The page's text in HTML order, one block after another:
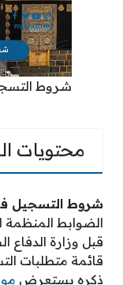
شروط
محتويات
شروط التسجيل
الضوابط المنظمة
قبل وزارة الدفاع
قائمة متطلبات
ذكره يستعرض